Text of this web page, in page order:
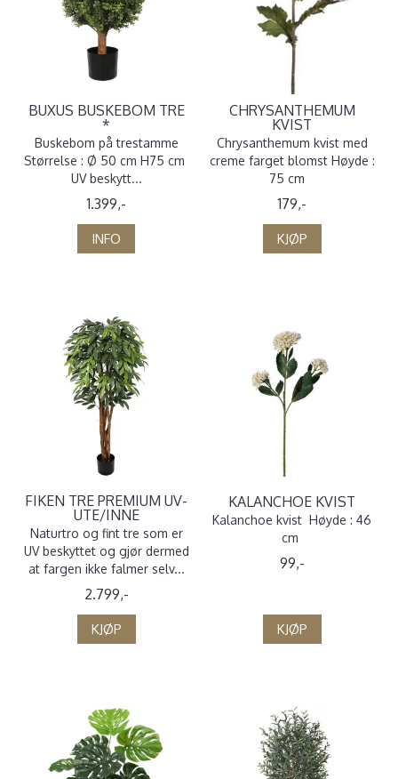
BUXUS BUSKEBOM TRE
*
Buskebom på trestamme
Størrelse : Ø 50 cm H75 cm
UV beskytt...
1.399,-
INFO
CHRYSANTHEMUM
KVIST
Chrysanthemum kvist med
creme farget blomst Høyde :
75 cm
179,-
KJØP
FIKEN TRE PREMIUM UV-
UTE/INNE
Naturtro og fint tre som er
UV beskyttet og gjør dermed
at fargen ikke falmer selv...
2.799,-
KJØP
KALANCHOE KVIST
Kalanchoe kvist Høyde : 46
cm
99,-
KJØP